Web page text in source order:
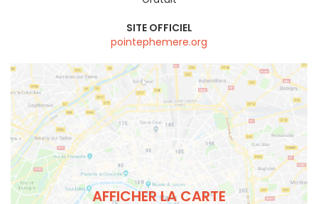
SITE OFFICIEL
pointephemere.org
AFFICHER LA CARTE